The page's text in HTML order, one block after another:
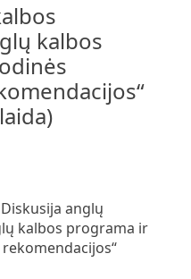
kalbos
Diskusija anglų
kalbos programa ir